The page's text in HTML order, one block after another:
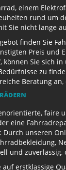
einem
rund um
Sie nicht lange
finden Sie
Preis und
können Sie sich
zu
Beratung
faire
eine
unseren
und zuverlässig,
erstklassige